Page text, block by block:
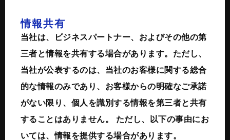
情報共有
当社は、ビジネスパートナー、およびその他の第
三者と情報を共有する場合があります。ただし、
当社が公表するのは、当社のお客様に関する総合
的な情報のみであり、お客様からの明確なご承諾
がない限り、個人を識別する情報を第三者と共有
することはありません。 ただし、以下の事由にお
いては、情報を提供する場合があります。